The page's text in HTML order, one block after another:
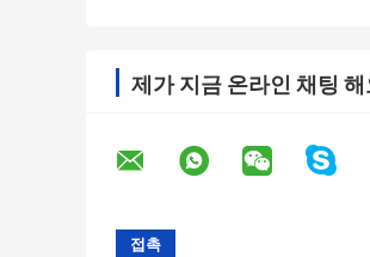
제가 지금 온라인 채팅 해